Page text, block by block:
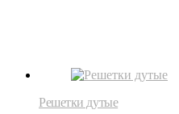
Решетки дутые